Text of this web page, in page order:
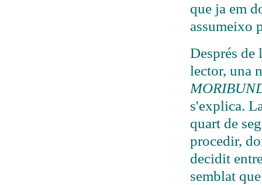
que ja em
assumeixo
Després de
lector, una
s'explica.
quart de
procedir,
decidit
semblat